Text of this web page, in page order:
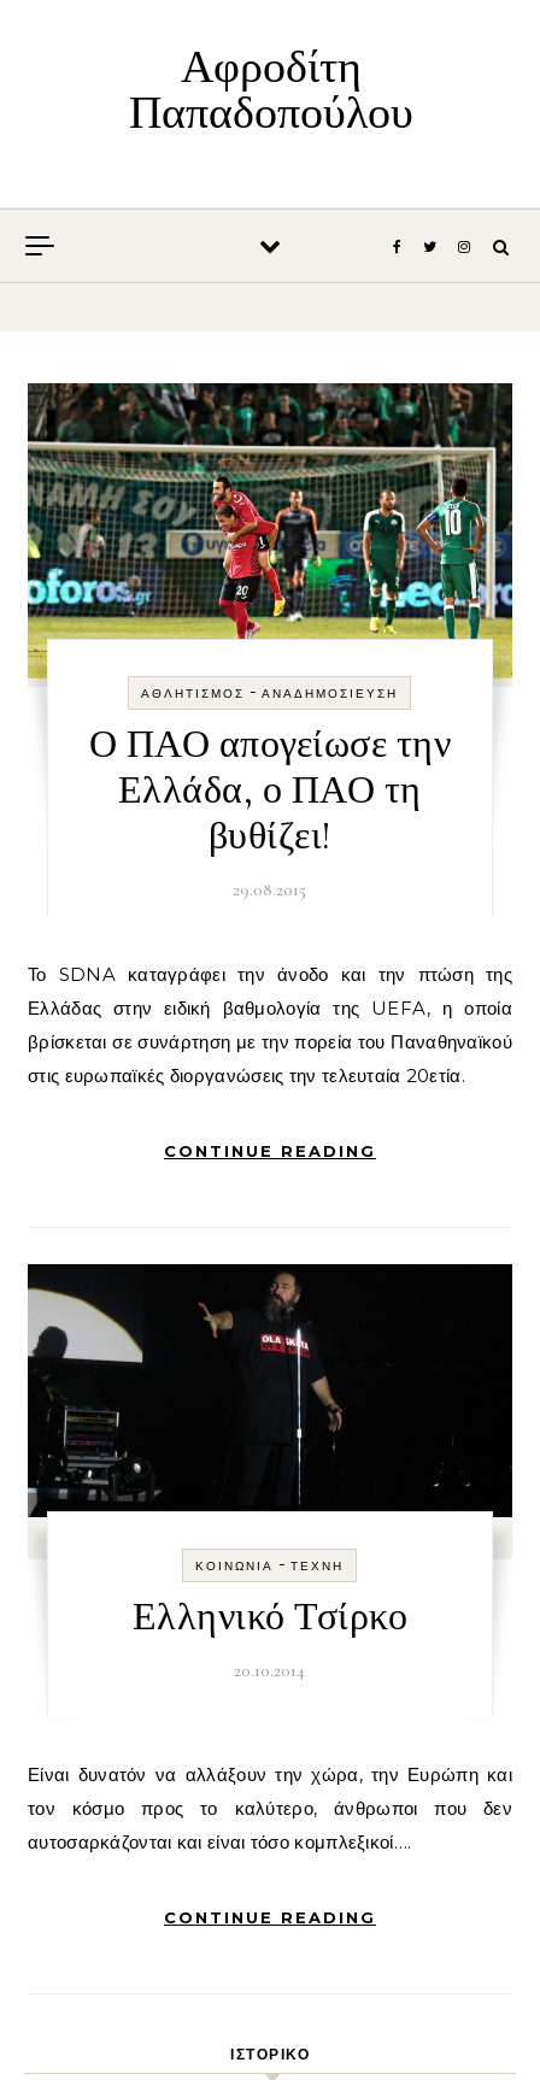
Αφροδίτη
Παπαδοπούλου
ΑΘΛΗΤΙΣΜΌΣ -ΑΝΑΔΗΜΟΣΊΕΥΣΗ
Ο ΠΑΟ απογείωσε την
Ελλάδα, ο ΠΑΟ τη
βυθίζει!
29.08.2015
Το SDNA καταγράφει την άνοδο και την πτώση της
Ελλάδας στην ειδική βαθμολογία της UEFA, η οποία
βρίσκεται σε συνάρτηση με την πορεία του Παναθηναϊκού
στις ευρωπαϊκές διοργανώσεις την τελευταία 20ετία.
CONTINUE READING
ΚΟΙΝΩΝΊΑ -ΤΈΧΝΗ
Ελληνικό Τσίρκο
20.10.2014
Είναι δυνατόν να αλλάξουν την χώρα, την Ευρώπη και
τον κόσμο προς το καλύτερο, άνθρωποι που δεν
αυτοσαρκάζονται και είναι τόσο κομπλεξικοί….
CONTINUE READING
ΙΣΤΟΡΙΚΌ